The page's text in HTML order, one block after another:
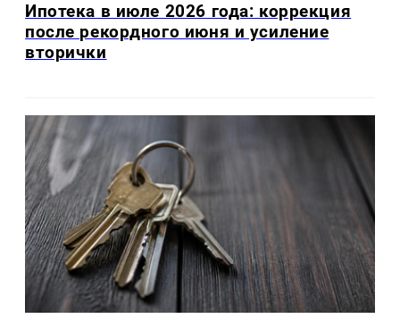
Ипотека в июле 2026 года: коррекция
после рекордного июня и усиление
вторички